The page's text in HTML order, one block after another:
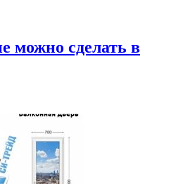
можно сделать в